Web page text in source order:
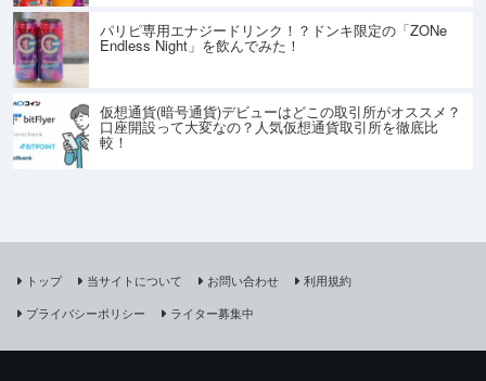
パリピ専用エナジードリンク！？ドンキ限定の「ZONe
Endless Night」を飲んでみた！
仮想通貨(暗号通貨)デビューはどこの取引所がオススメ？
口座開設って大変なの？人気仮想通貨取引所を徹底比
較！
トップ 当サイトについて お問い合わせ
利用規約
プライバシーポリシー
ライター募集中